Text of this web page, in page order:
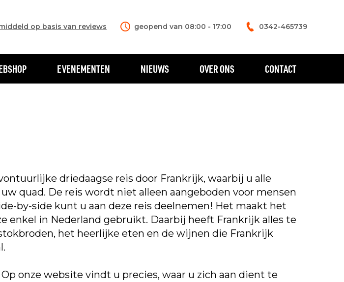
EVENEMENTEN NIEUWS OVER ONS CONTACT
op basis van reviews geopend van 08:00 - 17:00 0342-465739
driedaagse reis door Frankrijk, waarbij u alle
quad. De reis wordt niet alleen aangeboden voor mensen
by-side kunt u aan deze reis deelnemen! Het maakt het
enkel in Nederland gebruikt. Daarbij heeft Frankrijk alles te
het heerlijke eten en de wijnen die Frankrijk
onze website vindt u precies, waar u zich aan dient te